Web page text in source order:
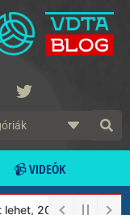
📹 VIDEÓK
2023-tól a